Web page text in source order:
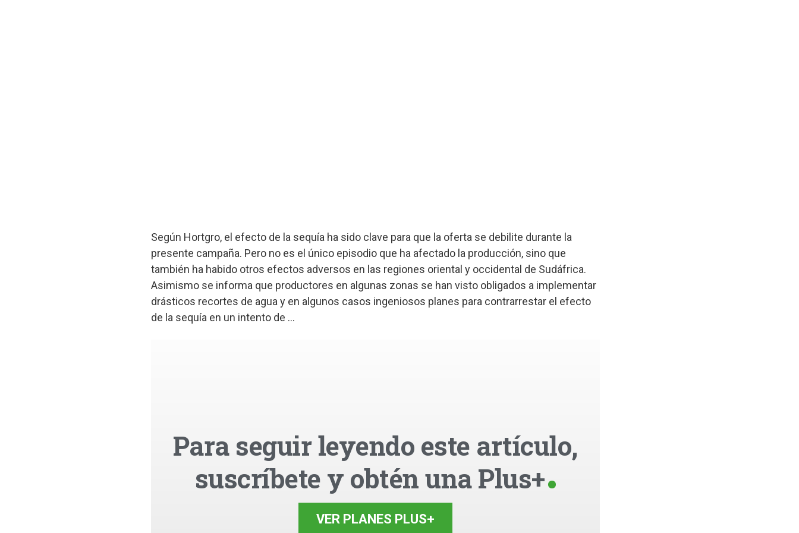
Según Hortgro, el efecto de la sequía ha sido clave para que la oferta se debilite durante la
presente campaña. Pero no es el único episodio que ha afectado la producción, sino que
también ha habido otros efectos adversos en las regiones oriental y occidental de Sudáfrica.
Asimismo se informa que productores en algunas zonas se han visto obligados a implementar
drásticos recortes de agua y en algunos casos ingeniosos planes para contrarrestar el efecto
de la sequía en un intento de ...
Para seguir leyendo este artículo,
suscríbete y obtén una Plus+
VER PLANES PLUS+